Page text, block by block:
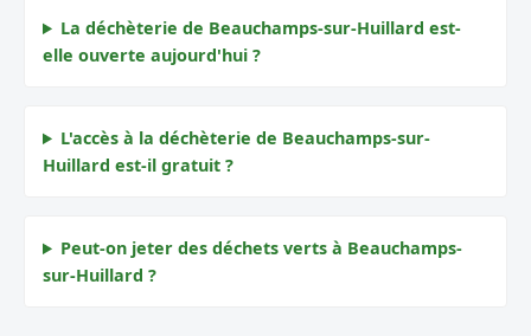
La déchèterie de Beauchamps-sur-Huillard est-
elle ouverte aujourd'hui ?
L'accès à la déchèterie de Beauchamps-sur-
Huillard est-il gratuit ?
Peut-on jeter des déchets verts à Beauchamps-
sur-Huillard ?